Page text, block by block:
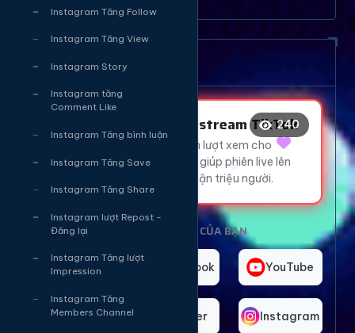
Instagram Tăng Follow
Instagram Tăng View
Instagram Story
Instagram tăng
Comment Like
Instagram Tăng bình luận
Instagram Tăng Save
Instagram Tăng Share
Instagram lượt Repost -
Đăng lại
Instagram Tăng lượt
Impression
Instagram Tăng
Members Channel
Dịch vụ tăng mắt Livetream
Tăng Mắt Livestream TikTok
Thu hút hàng ngàn lượt xem cho
livestream TikTok, giúp phiên live lên
xu hướng và tiếp cận triệu người.
240
🔥
😍🔥
🔥
😂
❤️
😂
CHỌN NỀN TẢNG CỦA BẠN
TikTok Facebook YouTube
Telegram Twitter Instagram